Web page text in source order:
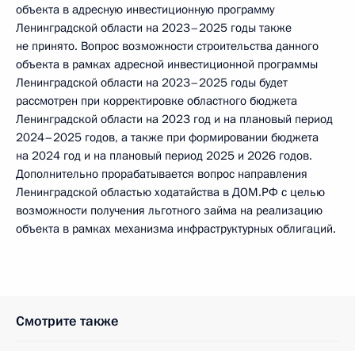
объекта в адресную инвестиционную программу
Ленинградской области на 2023–2025 годы также
не принято. Вопрос возможности строительства данного
объекта в рамках адресной инвестиционной программы
Ленинградской области на 2023–2025 годы будет
рассмотрен при корректировке областного бюджета
Ленинградской области на 2023 год и на плановый период
2024–2025 годов, а также при формировании бюджета
на 2024 год и на плановый период 2025 и 2026 годов.
Дополнительно прорабатывается вопрос направления
Ленинградской областью ходатайства в ДОМ.РФ с целью
возможности получения льготного займа на реализацию
объекта в рамках механизма инфраструктурных облигаций.
Смотрите также